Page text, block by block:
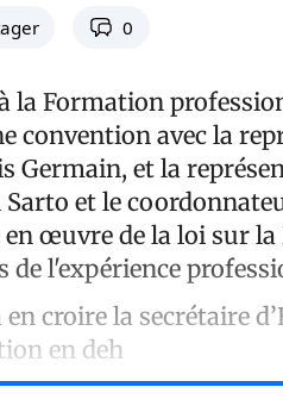
0
la Formation
convention avec la
Germain, et la
et le
œuvre de la loi sur la
l'expérience
croire la secrétaire
en deh